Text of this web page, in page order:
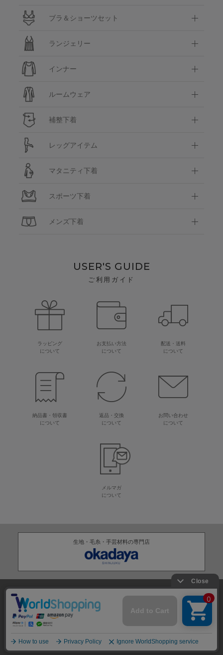
ブラ＆ショーツセット
ランジェリー
インナー
ルームウェア
補整下着
レッグアイテム
マタニティ下着
スポーツ下着
メンズ下着
USER'S GUIDE
ご利用ガイド
ラッピング
について
お支払い方法
について
配送・送料
について
納品書・領収書
について
返品・交換
について
お問い合わせ
について
メルマガ
について
生地・毛糸・手芸材料の専門店
株式会社オカダヤ 会社概要 採用情報
特定商取引法に基づく表記 サイトマップ
2012-2026OKADAYA CO.,LTD.